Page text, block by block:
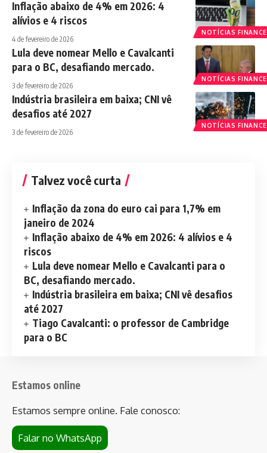
NOTÍCIAS
Inflação abaixo de 4% em 2026: 4
alívios e 4 riscos
4 de fevereiro de 2026
NOTÍCIAS
Lula deve nomear Mello e Cavalcanti
para o BC, desafiando mercado.
3 de fevereiro de 2026
NOTÍCIAS
Indústria brasileira em baixa; CNI vê
desafios até 2027
3 de fevereiro de 2026
Talvez você curta
Inflação da zona do euro cai para 1,7% em
janeiro de 2024
Inflação abaixo de 4% em 2026: 4 alívios e 4
riscos
Lula deve nomear Mello e Cavalcanti para o
BC, desafiando mercado.
Indústria brasileira em baixa; CNI vê desafios
até 2027
Tiago Cavalcanti: o professor de Cambridge
para o BC
Estamos online
Estamos sempre online. Fale conosco:
Falar no WhatsApp